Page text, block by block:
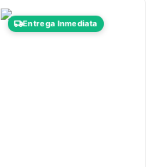
Entrega Inmediata